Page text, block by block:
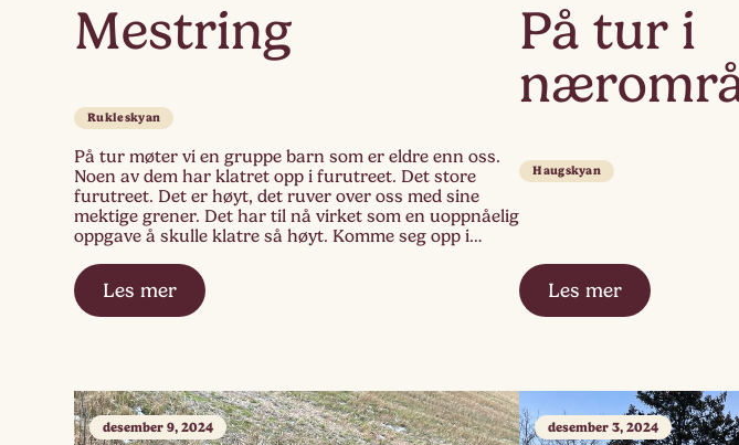
Mestring
Rukleskyan
På tur møter vi en gruppe barn som er eldre enn oss.
Noen av dem har klatret opp i furutreet. Det store
furutreet. Det er høyt, det ruver over oss med sine
mektige grener. Det har til nå virket som en uoppnåelig
oppgave å skulle klatre så høyt. Komme seg opp i
Les mer
På tur i
Haugskyan
Les mer
desember 9, 2024 desember 3, 2024